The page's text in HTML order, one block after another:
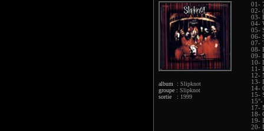
album : Slipknot
groupe : Slipknot
sortie : 1999
01-
02-
03-
04-
05-
06-
07-
08-
09-
10-
11-
12-
13-
14-
15-
17-
18-
19-
20-